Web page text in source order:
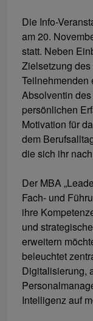
Die Info-
am 20.
statt. Neben
Zielsetzung
Teilnehmenden
Absolventin
persönlichen
Motivation für
dem
die sich ihr
Der MBA
Fach- und
ihre
und
erweitern
beleuchtet
Digitalisierung,
Intelligenz auf